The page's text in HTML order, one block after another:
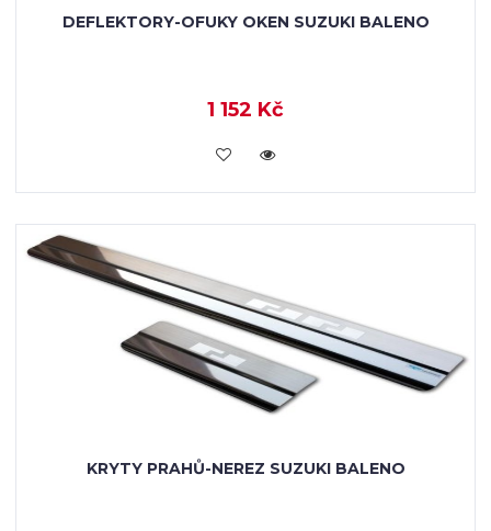
DEFLEKTORY-OFUKY OKEN SUZUKI BALENO
1 152 Kč
KOUPIT
KRYTY PRAHŮ-NEREZ SUZUKI BALENO